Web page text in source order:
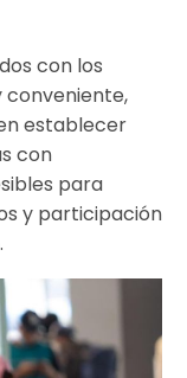
con los
conveniente,
establecer
con
para
y participación